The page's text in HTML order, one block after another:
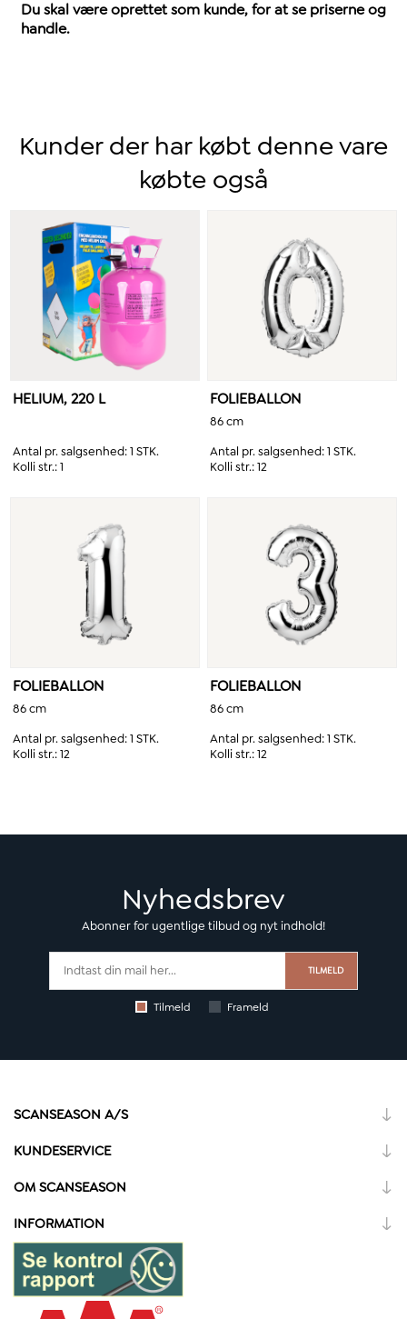
Du skal være oprettet som kunde, for at se priserne og
handle.
Kunder der har købt denne vare
købte også
HELIUM, 220 L
Antal pr. salgsenhed:1 STK.
Kolli str.:1
FOLIEBALLON
86 cm
Antal pr. salgsenhed:1 STK.
Kolli str.:12
FOLIEBALLON
86 cm
Antal pr. salgsenhed:1 STK.
Kolli str.:12
FOLIEBALLON
86 cm
Antal pr. salgsenhed:1 STK.
Kolli str.:12
Nyhedsbrev
Abonner for ugentlige tilbud og nyt indhold!
TILMELD
Tilmeld Frameld
SCANSEASON A/S
KUNDESERVICE
OM SCANSEASON
INFORMATION